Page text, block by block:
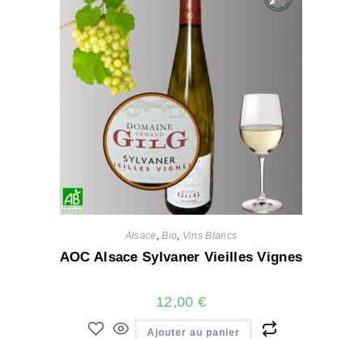
Alsace,Bio, Vins Blancs
AOC Alsace Sylvaner Vieilles Vignes
12,00 €
Ajouter au panier